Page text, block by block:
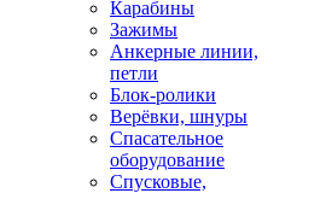
Карабины
Зажимы
Анкерные линии,
петли
Блок-ролики
Верёвки, шнуры
Спасательное
оборудование
Спусковые,